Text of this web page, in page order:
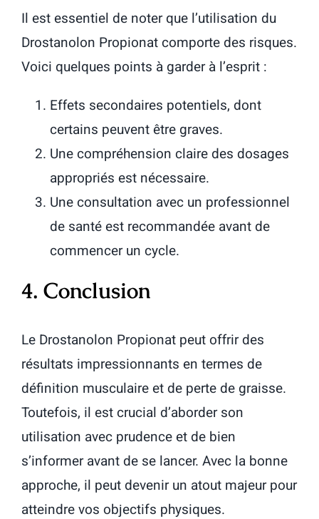
Il est essentiel de noter que l’utilisation du
Drostanolon Propionat comporte des risques.
Voici quelques points à garder à l’esprit :
Effets secondaires potentiels, dont
certains peuvent être graves.
Une compréhension claire des dosages
appropriés est nécessaire.
Une consultation avec un professionnel
de santé est recommandée avant de
commencer un cycle.
4. Conclusion
Le Drostanolon Propionat peut offrir des
résultats impressionnants en termes de
définition musculaire et de perte de graisse.
Toutefois, il est crucial d’aborder son
utilisation avec prudence et de bien
s’informer avant de se lancer. Avec la bonne
approche, il peut devenir un atout majeur pour
atteindre vos objectifs physiques.